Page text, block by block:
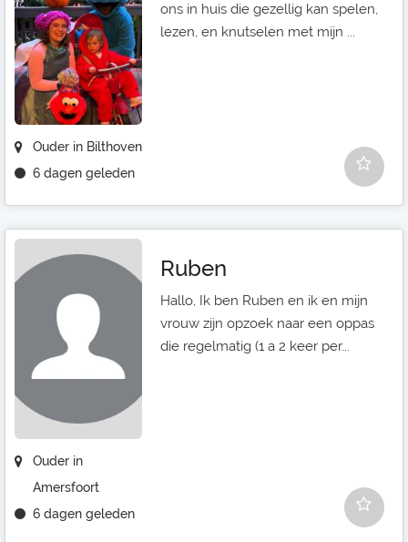
Ouder in Bilthoven
6 dagen geleden
ons in huis die gezellig kan spelen,
lezen, en knutselen met mijn ...
Ouder in
Amersfoort
6 dagen geleden
Ruben
Hallo, Ik ben Ruben en ik en mijn
vrouw zijn opzoek naar een oppas
die regelmatig (1 a 2 keer per...